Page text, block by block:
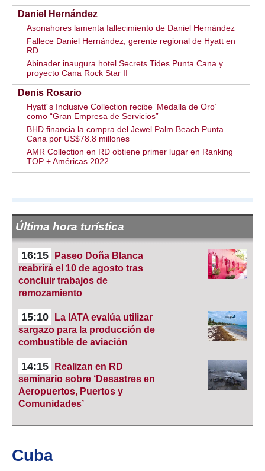
Daniel Hernández
Asonahores lamenta fallecimiento de Daniel Hernández
Fallece Daniel Hernández, gerente regional de Hyatt en
RD
Abinader inaugura hotel Secrets Tides Punta Cana y
proyecto Cana Rock Star II
Denis Rosario
Hyatt´s Inclusive Collection recibe ‘Medalla de Oro’
como “Gran Empresa de Servicios”
BHD financia la compra del Jewel Palm Beach Punta
Cana por US$78.8 millones
AMR Collection en RD obtiene primer lugar en Ranking
TOP + Américas 2022
Última hora turística
16:15
Paseo Doña Blanca
reabrirá el 10 de agosto tras
concluir trabajos de
remozamiento
15:10
La IATA evalúa utilizar
sargazo para la producción de
combustible de aviación
14:15
Realizan en RD
seminario sobre ‘Desastres en
Aeropuertos, Puertos y
Comunidades’
Cuba